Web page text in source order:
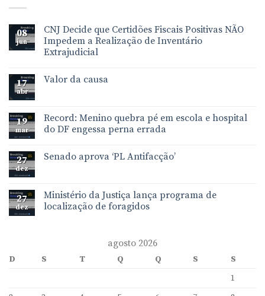
08
jun
CNJ Decide que Certidões Fiscais Positivas NÃO
Impedem a Realização de Inventário
Extrajudicial
17
abr
Valor da causa
19
mar
Record: Menino quebra pé em escola e hospital
do DF engessa perna errada
27
dez
Senado aprova ‘PL Antifacção’
27
dez
Ministério da Justiça lança programa de
localização de foragidos
agosto 2026
D S T Q Q S
S
1